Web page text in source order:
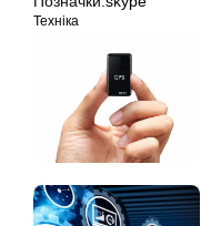
Техніка